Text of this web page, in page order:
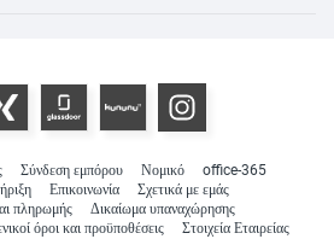
Σύνδεση εμπόρου Νομικό
office-365
Επικοινωνία
Σχετικά με εμάς
πληρωμής
Δικαίωμα υπαναχώρησης
όροι και προϋποθέσεις Στοιχεία Εταιρείας